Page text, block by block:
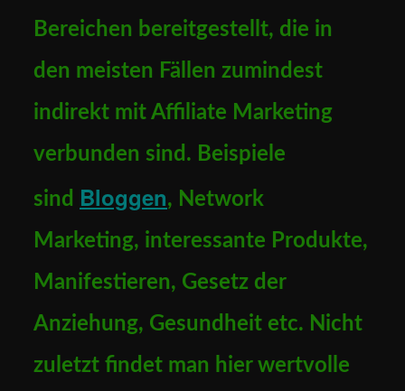
Bereichen bereitgestellt, die in
den meisten Fällen zumindest
indirekt mit Affiliate Marketing
verbunden sind. Beispiele
sind Bloggen, Network
Marketing, interessante Produkte,
Manifestieren, Gesetz der
Anziehung, Gesundheit etc. Nicht
zuletzt findet man hier wertvolle